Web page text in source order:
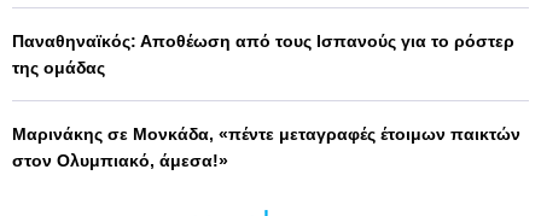
Παναθηναϊκός: Αποθέωση από τους Ισπανούς για το ρόστερ
της ομάδας
Μαρινάκης σε Μονκάδα, «πέντε μεταγραφές έτοιμων παικτών
στον Ολυμπιακό, άμεσα!»